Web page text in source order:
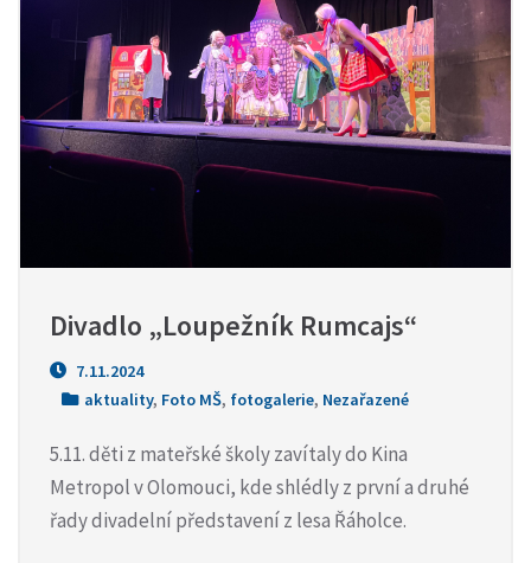
Divadlo „Loupežník Rumcajs“
7.11.2024
aktuality, Foto MŠ, fotogalerie, Nezařazené
5.11. děti z mateřské školy zavítaly do Kina
Metropol v Olomouci, kde shlédly z první a druhé
řady divadelní představení z lesa Řáholce.